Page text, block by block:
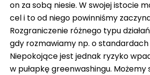
on za sobą niesie. W swojej istocie
cel i to od niego powinniśmy
Rozgraniczenie różnego typu
gdy rozmawiamy np. o standardach
Niepokojące jest jednak ryzyko
w pułapkę greenwashingu. Możemy